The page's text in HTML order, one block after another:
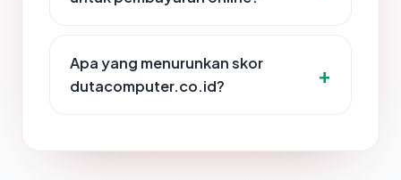
Apa yang menurunkan skor
dutacomputer.co.id?